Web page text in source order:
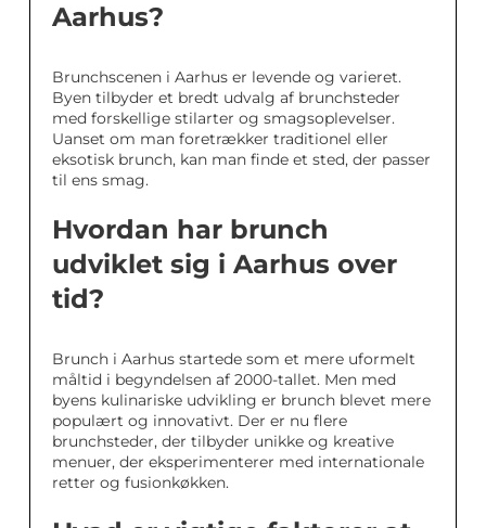
Aarhus?
Brunchscenen i Aarhus er levende og varieret.
Byen tilbyder et bredt udvalg af brunchsteder
med forskellige stilarter og smagsoplevelser.
Uanset om man foretrækker traditionel eller
eksotisk brunch, kan man finde et sted, der passer
til ens smag.
Hvordan har brunch
udviklet sig i Aarhus over
tid?
Brunch i Aarhus startede som et mere uformelt
måltid i begyndelsen af 2000-tallet. Men med
byens kulinariske udvikling er brunch blevet mere
populært og innovativt. Der er nu flere
brunchsteder, der tilbyder unikke og kreative
menuer, der eksperimenterer med internationale
retter og fusionkøkken.